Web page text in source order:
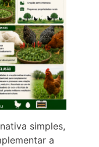
simples,
a